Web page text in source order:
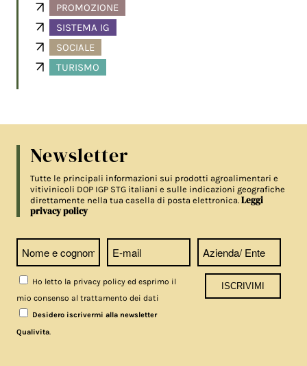
PROMOZIONE
SISTEMA IG
SOCIALE
TURISMO
Newsletter
Tutte le principali informazioni sui prodotti agroalimentari e
vitivinicoli DOP IGP STG italiani e sulle indicazioni geografiche
direttamente nella tua casella di posta elettronica.Leggi
privacy policy
Ho letto la privacy policy ed esprimo il
mio consenso al trattamento dei dati
Desidero iscrivermi alla newsletter
Qualivita.